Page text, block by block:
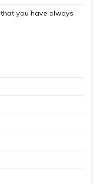
you have always